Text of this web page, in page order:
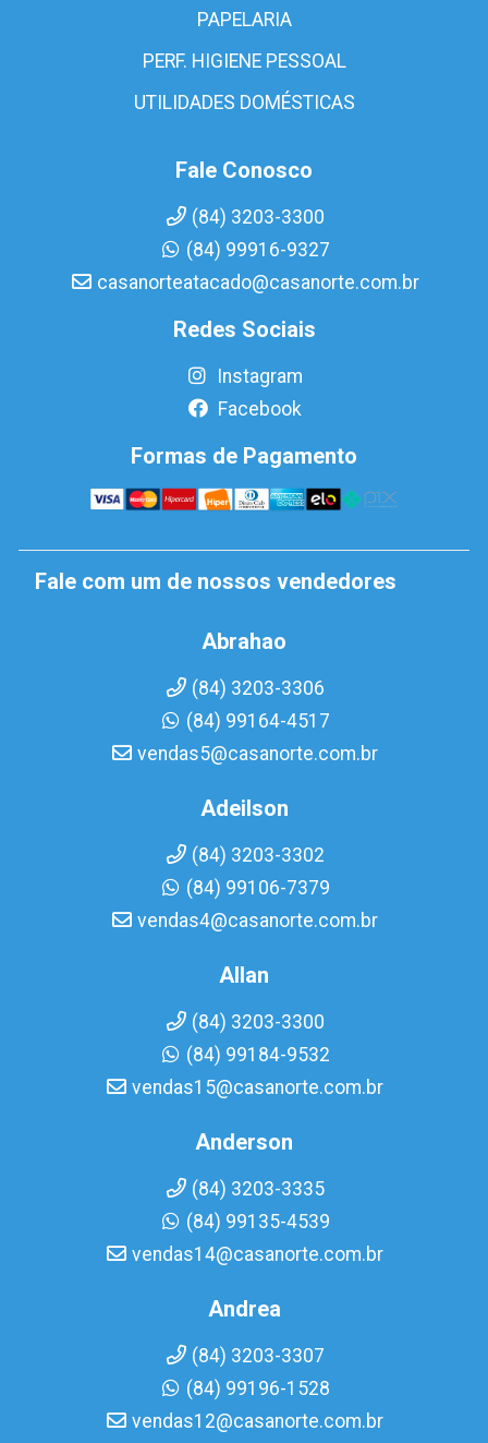
PAPELARIA
PERF. HIGIENE PESSOAL
UTILIDADES DOMÉSTICAS
Fale Conosco
(84) 3203-3300
(84) 99916-9327
casanorteatacado@casanorte.com.br
Redes Sociais
Instagram
Facebook
Formas de Pagamento
Fale com um de nossos vendedores
Abrahao
(84) 3203-3306
(84) 99164-4517
vendas5@casanorte.com.br
Adeilson
(84) 3203-3302
(84) 99106-7379
vendas4@casanorte.com.br
Allan
(84) 3203-3300
(84) 99184-9532
vendas15@casanorte.com.br
Anderson
(84) 3203-3335
(84) 99135-4539
vendas14@casanorte.com.br
Andrea
(84) 3203-3307
(84) 99196-1528
vendas12@casanorte.com.br